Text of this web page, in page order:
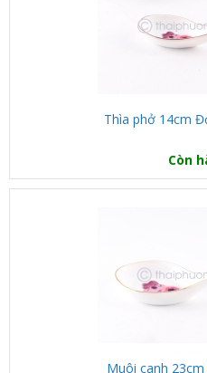
Thìa phở 14cm
Còn
Muôi canh